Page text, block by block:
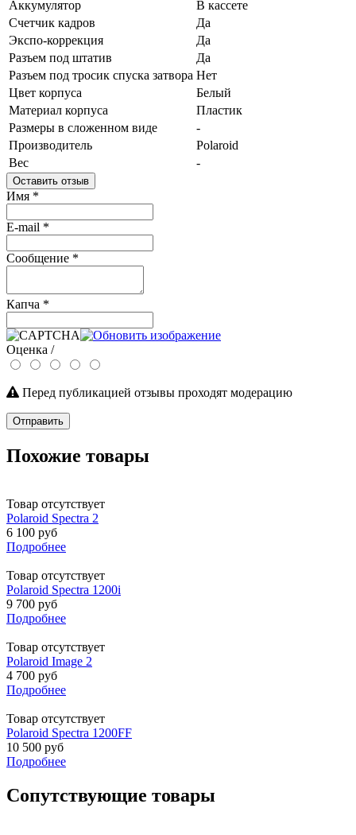
Аккумулятор
В кассете
Счетчик кадров
Да
Экспо-коррекция
Да
Разъем под штатив
Да
Разъем под тросик спуска затвора Нет
Цвет корпуса
Белый
Материал корпуса
Пластик
Размеры в сложенном виде
-
Производитель
Polaroid
Вес
-
Оставить отзыв
Имя *
E-mail *
Сообщение *
Капча *
Оценка /
Перед публикацией отзывы проходят модерацию
Отправить
Похожие товары
Товар отсутствует
Polaroid Spectra 2
6 100 руб
Подробнее
Товар отсутствует
Polaroid Spectra 1200i
9 700 руб
Подробнее
Товар отсутствует
Polaroid Image 2
4 700 руб
Подробнее
Товар отсутствует
Polaroid Spectra 1200FF
10 500 руб
Подробнее
Сопутствующие товары